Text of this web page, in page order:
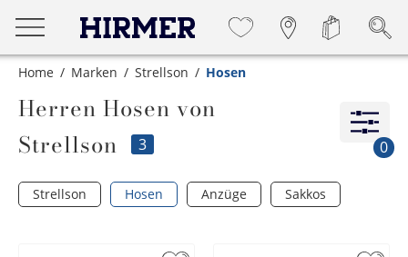
Home Marken Strellson Hosen
Herren Hosen von
Strellson
3 0
Strellson Hosen Anzüge Sakkos